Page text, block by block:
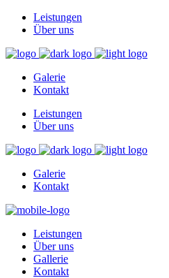
Leistungen
Über uns
Galerie
Kontakt
Leistungen
Über uns
Galerie
Kontakt
Leistungen
Über uns
Gallerie
Kontakt